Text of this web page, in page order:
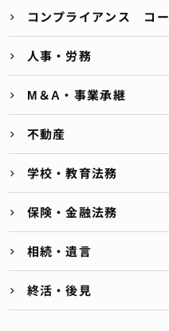
コンプライアンス コ
人事・労務
M＆A・事業承継
不動産
学校・教育法務
保険・金融法務
相続・遺言
終活・後見